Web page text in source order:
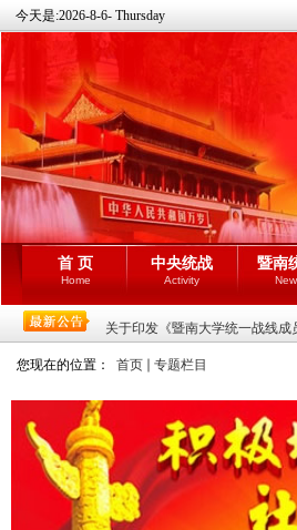
今天是:2026-8-6- Thursday
首 页
Home
中央统战
Activity
暨南
关于印发《暨南大学统一战线成
您现在的位置： 首页 专题栏目